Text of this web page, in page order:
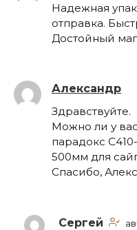
Надежная
отправка.
Достойный
Александр
Здравствуйте.
Можно ли у
парадокс
500мм для
Спасибо,
Сергей